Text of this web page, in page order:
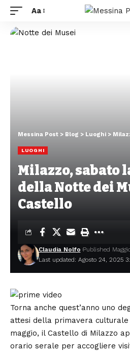
Aa
Messina Post > Blog > Luoghi > Milazzo,
LUOGHI
Milazzo, sabato
della Notte dei
Castello
Last updated: Agosto 24, 2025
Claudia Nolfo Published
Torna anche quest’anno uno
attesi della primavera culturale
maggio, il Castello di Milazzo
orario serale per accogliere